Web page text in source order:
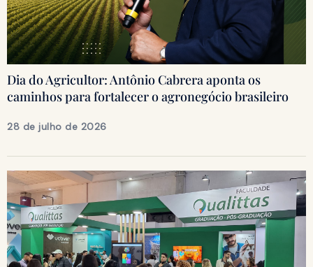
Dia do Agricultor: Antônio Cabrera aponta os
caminhos para fortalecer o agronegócio brasileiro
28 de julho de 2026